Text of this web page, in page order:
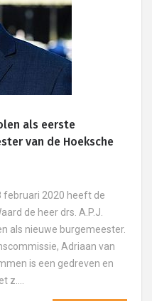
als eerste
van de Hoeksche
februari 2020 heeft de
de heer drs. A.P.J.
als nieuwe burgemeester.
Adriaan van
is een gedreven en
z....